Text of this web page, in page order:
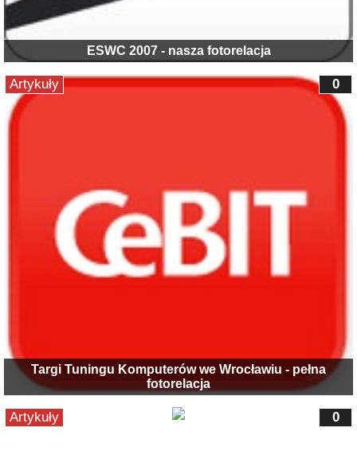
ESWC 2007 - nasza fotorelacja
Targi Tuningu Komputerów we Wrocławiu - pełna
fotorelacja
0
Artykuły
0
Artykuły